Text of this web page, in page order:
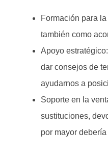
Formación para
también como
Apoyo
dar consejos de
ayudarnos a
Soporte en la
sustituciones,
por mayor